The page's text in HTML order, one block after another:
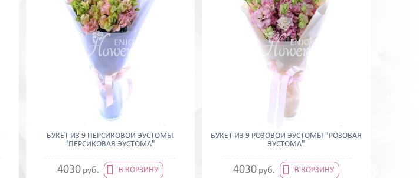
БУКЕТ ИЗ 9 ПЕРСИКОВОЙ ЭУСТОМЫ
"ПЕРСИКОВАЯ ЭУСТОМА"
4030 руб.  В КОРЗИНУ
БУКЕТ ИЗ 9 РОЗОВОЙ ЭУСТОМЫ "РОЗОВАЯ
ЭУСТОМА"
4030 руб.  В КОРЗИНУ